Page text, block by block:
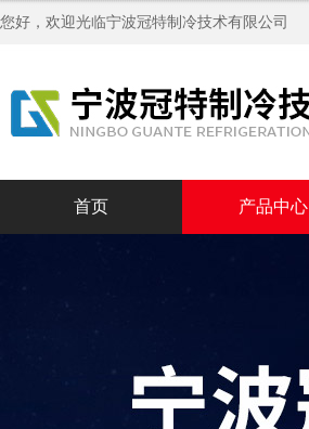
您好，欢迎光临宁波冠特制冷技术有限公司
首页 产品中心